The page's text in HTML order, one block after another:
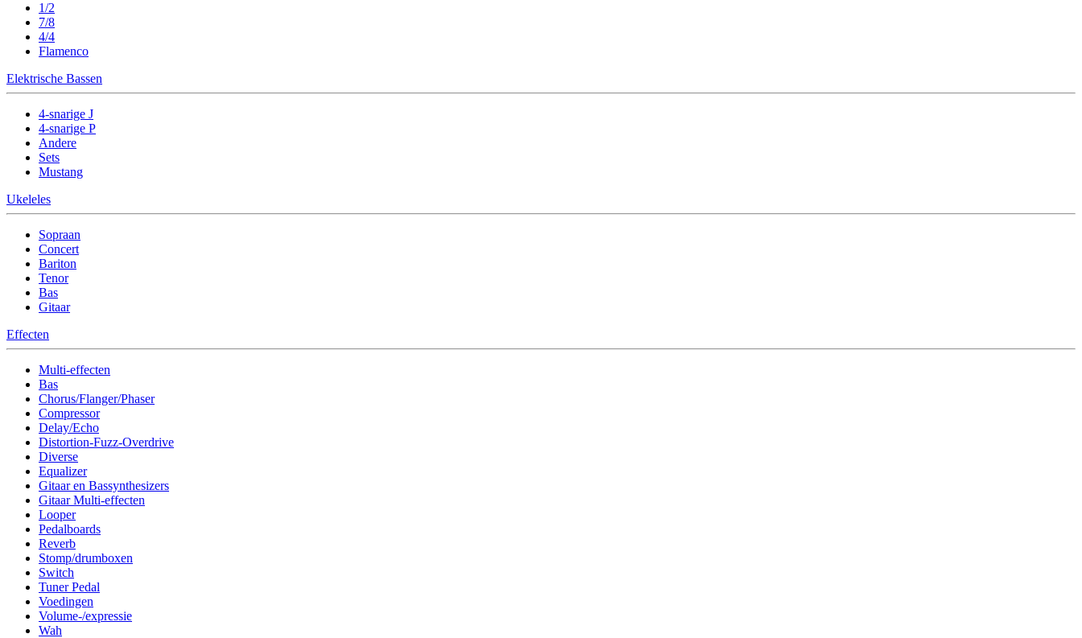
1/2
7/8
4/4
Flamenco
Elektrische Bassen
4-snarige J
4-snarige P
Andere
Sets
Mustang
Ukeleles
Sopraan
Concert
Bariton
Tenor
Bas
Gitaar
Effecten
Multi-effecten
Bas
Chorus/Flanger/Phaser
Compressor
Delay/Echo
Distortion-Fuzz-Overdrive
Diverse
Equalizer
Gitaar en Bassynthesizers
Gitaar Multi-effecten
Looper
Pedalboards
Reverb
Stomp/drumboxen
Switch
Tuner Pedal
Voedingen
Volume-/expressie
Wah